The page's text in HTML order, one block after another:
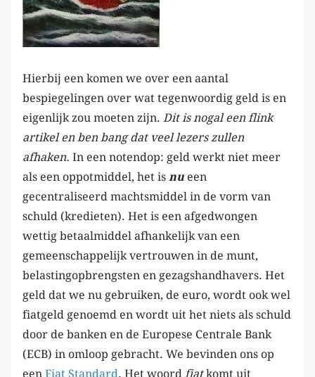
Hierbij een komen we over een aantal
bespiegelingen over wat tegenwoordig geld is en
eigenlijk zou moeten zijn. Dit is nogal een flink
artikel en ben bang dat veel lezers zullen
afhaken. In een notendop: geld werkt niet meer
als een oppotmiddel, het is nu een
gecentraliseerd machtsmiddel in de vorm van
schuld (kredieten). Het is een afgedwongen
wettig betaalmiddel afhankelijk van een
gemeenschappelijk vertrouwen in de munt,
belastingopbrengsten en gezagshandhavers. Het
geld dat we nu gebruiken, de euro, wordt ook wel
fiatgeld genoemd en wordt uit het niets als schuld
door de banken en de Europese Centrale Bank
(ECB) in omloop gebracht. We bevinden ons op
een Fiat Standard. Het woord fiatkomt uit